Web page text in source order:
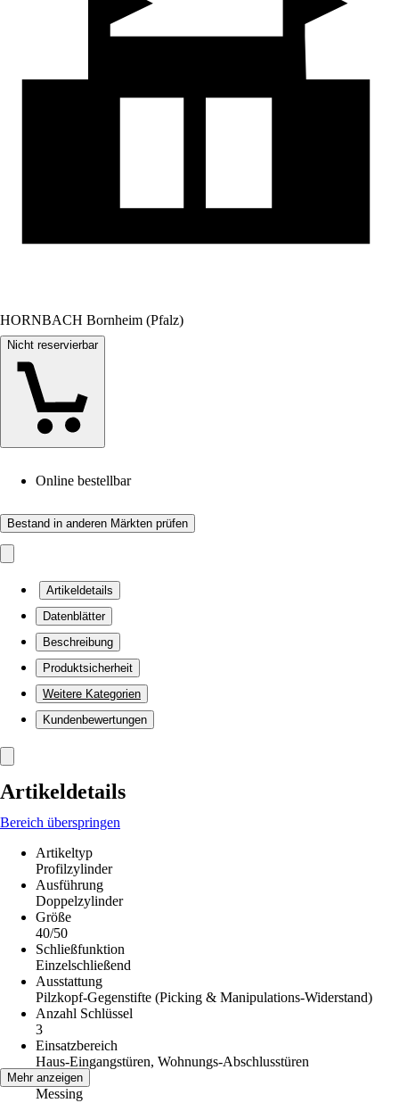
HORNBACH Bornheim (Pfalz)
Nicht reservierbar
Online bestellbar
Bestand in anderen Märkten prüfen
Artikeldetails
Datenblätter
Beschreibung
Produktsicherheit
Weitere Kategorien
Kundenbewertungen
Artikeldetails
Bereich überspringen
Artikeltyp
Profilzylinder
Ausführung
Doppelzylinder
Größe
40/50
Schließfunktion
Einzelschließend
Ausstattung
Pilzkopf-Gegenstifte (Picking & Manipulations-Widerstand)
Anzahl Schlüssel
3
Einsatzbereich
Haus-Eingangstüren, Wohnungs-Abschlusstüren
Material
Messing
Mehr anzeigen